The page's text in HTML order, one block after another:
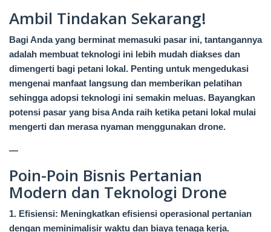
Ambil Tindakan Sekarang!
Bagi Anda yang berminat memasuki pasar ini, tantangannya
adalah membuat teknologi ini lebih mudah diakses dan
dimengerti bagi petani lokal. Penting untuk mengedukasi
mengenai manfaat langsung dan memberikan pelatihan
sehingga adopsi teknologi ini semakin meluas. Bayangkan
potensi pasar yang bisa Anda raih ketika petani lokal mulai
mengerti dan merasa nyaman menggunakan drone.
—
Poin-Poin Bisnis Pertanian
Modern dan Teknologi Drone
1. Efisiensi: Meningkatkan efisiensi operasional pertanian
dengan meminimalisir waktu dan biaya tenaga kerja.